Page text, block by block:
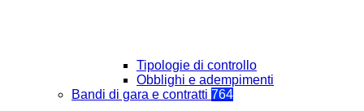
Tipologie di controllo
Obblighi e adempimenti
Bandi di gara e contratti 764